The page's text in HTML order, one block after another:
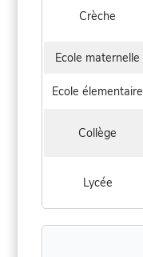
Crèche
Ecole maternelle
Ecole élementaire
Collège
Lycée